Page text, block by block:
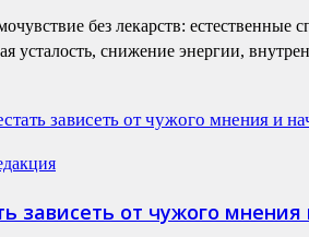
без лекарств: естественные
усталость, снижение энергии,
зависеть от чужого